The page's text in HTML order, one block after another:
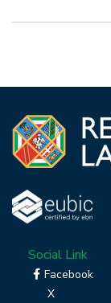
Social Link
Facebook
X